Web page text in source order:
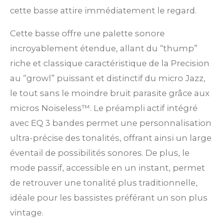
cette basse attire immédiatement le regard.
Cette basse offre une palette sonore
incroyablement étendue, allant du “thump”
riche et classique caractéristique de la Precision
au “growl” puissant et distinctif du micro Jazz,
le tout sans le moindre bruit parasite grâce aux
micros Noiseless™. Le préampli actif intégré
avec EQ 3 bandes permet une personnalisation
ultra-précise des tonalités, offrant ainsi un large
éventail de possibilités sonores. De plus, le
mode passif, accessible en un instant, permet
de retrouver une tonalité plus traditionnelle,
idéale pour les bassistes préférant un son plus
vintage.